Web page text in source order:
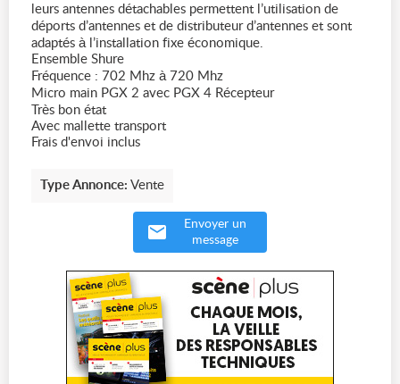
leurs antennes détachables permettent l’utilisation de
déports d’antennes et de distributeur d’antennes et sont
adaptés à l’installation fixe économique.
Ensemble Shure
Fréquence : 702 Mhz à 720 Mhz
Micro main PGX 2 avec PGX 4 Récepteur
Très bon état
Avec mallette transport
Frais d'envoi inclus
Type Annonce: Vente
Envoyer un
message